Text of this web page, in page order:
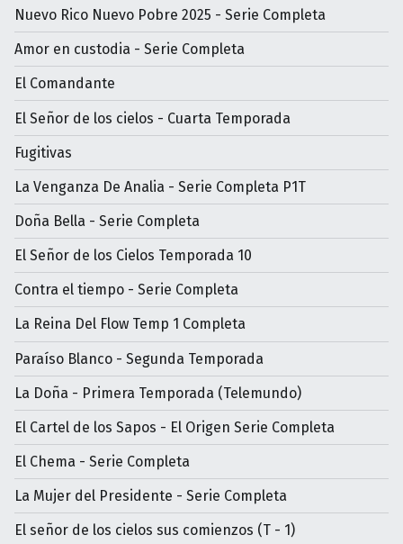
Nuevo Rico Nuevo Pobre 2025 - Serie Completa
Amor en custodia - Serie Completa
El Comandante
El Señor de los cielos - Cuarta Temporada
Fugitivas
La Venganza De Analia - Serie Completa P1T
Doña Bella - Serie Completa
El Señor de los Cielos Temporada 10
Contra el tiempo - Serie Completa
La Reina Del Flow Temp 1 Completa
Paraíso Blanco - Segunda Temporada
La Doña - Primera Temporada (Telemundo)
El Cartel de los Sapos - El Origen Serie Completa
El Chema - Serie Completa
La Mujer del Presidente - Serie Completa
El señor de los cielos sus comienzos (T - 1)